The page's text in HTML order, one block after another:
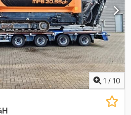
ve bu Genel Şartlar ve
beyan edersiniz. Fiyatlarımız
= Ek Bilgiler = Yakıt türü: Dizel
Boş ağırlık: 15.600 kg Yük
16.000 kg CE işareti: Evet = Şirket
1 / 10